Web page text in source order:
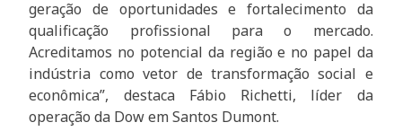
geração de oportunidades e fortalecimento da
qualificação profissional para o mercado.
Acreditamos no potencial da região e no papel da
indústria como vetor de transformação social e
econômica”, destaca Fábio Richetti, líder da
operação da Dow em Santos Dumont.